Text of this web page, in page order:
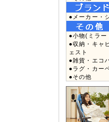
●メーカー・
●小物(ミラー
●収納・キャ
ェスト
●雑貨・エコ
●ラグ・カー
●その他